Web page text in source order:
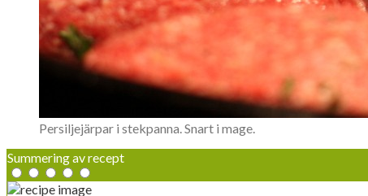
Persiljejärpar i stekpanna. Snart i mage.
Summering av recept